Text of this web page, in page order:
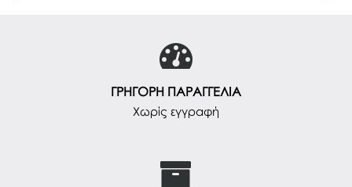
ΓΡΗΓΟΡΗ ΠΑΡΑΓΓΕΛΙΑ
Χωρίς εγγραφή